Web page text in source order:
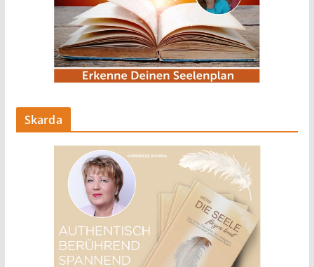
Skarda